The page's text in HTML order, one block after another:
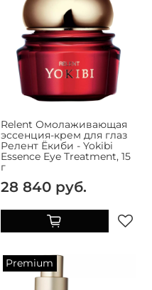
Relent Омолаживающая
эссенция-крем для глаз
Релент Ёкиби - Yokibi
Essence Eye Treatment, 15
г
28 840 руб.
Premium